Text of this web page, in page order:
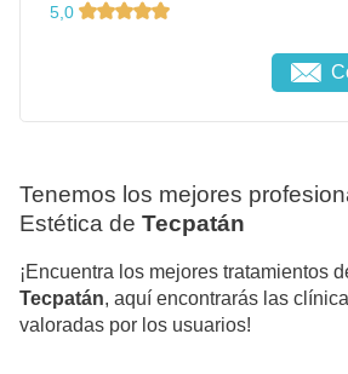
5,0
Tenemos los mejores
Estética de Tecpatán
¡Encuentra los mejores tratamientos
Tecpatán, aquí encontrarás las
valoradas por los usuarios!